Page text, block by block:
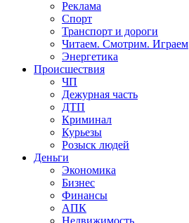
Реклама
Спорт
Транспорт и дороги
Читаем. Смотрим. Играем
Энергетика
Происшествия
ЧП
Дежурная часть
ДТП
Криминал
Курьезы
Розыск людей
Деньги
Экономика
Бизнес
Финансы
АПК
Недвижимость